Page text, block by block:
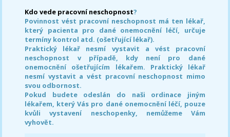
Kdo vede pracovní neschopnost?
Povinnost vést pracovní neschopnost má ten lékař,
který pacienta pro dané onemocnění léčí, určuje
termíny kontrol atd. (ošetřující lékař).
Praktický lékař nesmí vystavit a vést pracovní
neschopnost v případě, kdy není pro dané
onemocnění ošetřujícím lékařem. Praktický lékař
nesmí vystavit a vést pracovní neschopnost mimo
svou odbornost.
Pokud budete odeslán do naši ordinace jiným
lékařem, který Vás pro dané onemocnění léčí, pouze
kvůli vystavení neschopenky, nemůžeme Vám
vyhovět.